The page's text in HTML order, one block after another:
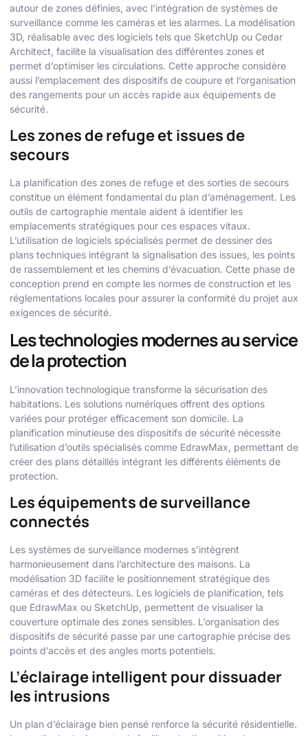
autour de zones définies, avec l’intégration de systèmes de
surveillance comme les caméras et les alarmes. La modélisation
3D, réalisable avec des logiciels tels que SketchUp ou Cedar
Architect, facilite la visualisation des différentes zones et
permet d’optimiser les circulations. Cette approche considère
aussi l’emplacement des dispositifs de coupure et l’organisation
des rangements pour un accès rapide aux équipements de
sécurité.
Les zones de refuge et issues de
secours
La planification des zones de refuge et des sorties de secours
constitue un élément fondamental du plan d’aménagement. Les
outils de cartographie mentale aident à identifier les
emplacements stratégiques pour ces espaces vitaux.
L’utilisation de logiciels spécialisés permet de dessiner des
plans techniques intégrant la signalisation des issues, les points
de rassemblement et les chemins d’évacuation. Cette phase de
conception prend en compte les normes de construction et les
réglementations locales pour assurer la conformité du projet aux
exigences de sécurité.
Les technologies modernes au service
de la protection
L’innovation technologique transforme la sécurisation des
habitations. Les solutions numériques offrent des options
variées pour protéger efficacement son domicile. La
planification minutieuse des dispositifs de sécurité nécessite
l’utilisation d’outils spécialisés comme EdrawMax, permettant de
créer des plans détaillés intégrant les différents éléments de
protection.
Les équipements de surveillance
connectés
Les systèmes de surveillance modernes s’intègrent
harmonieusement dans l’architecture des maisons. La
modélisation 3D facilite le positionnement stratégique des
caméras et des détecteurs. Les logiciels de planification, tels
que EdrawMax ou SketchUp, permettent de visualiser la
couverture optimale des zones sensibles. L’organisation des
dispositifs de sécurité passe par une cartographie précise des
points d’accès et des angles morts potentiels.
L’éclairage intelligent pour dissuader
les intrusions
Un plan d’éclairage bien pensé renforce la sécurité résidentielle.